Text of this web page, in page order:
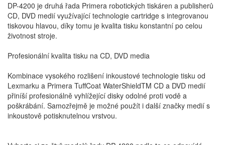
DP-4200 je druhá řada Primera robotických tiskáren a publisherů
CD, DVD medií využívající technologie cartridge s integrovanou
tiskovou hlavou, díky tomu je kvalita tisku konstantní po celou
životnost stroje.
Profesionální kvalita tisku na CD, DVD media
Kombinace vysokého rozlišení inkoustové technologie tisku od
Lexmarku a Primera TuffCoat WaterShieldTM CD a DVD medií
přiníší profesionálně vyhlížející disky odolné proti vodě a
poškrábání. Samozřejmě je možné použít i další značky medií s
inkoustově potisknutelnou vrstvou.